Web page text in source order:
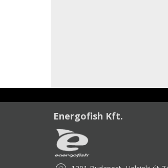
Energofish Kft.